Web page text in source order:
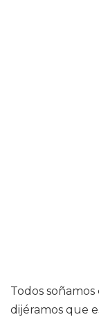
Todos soñamos
dijéramos que